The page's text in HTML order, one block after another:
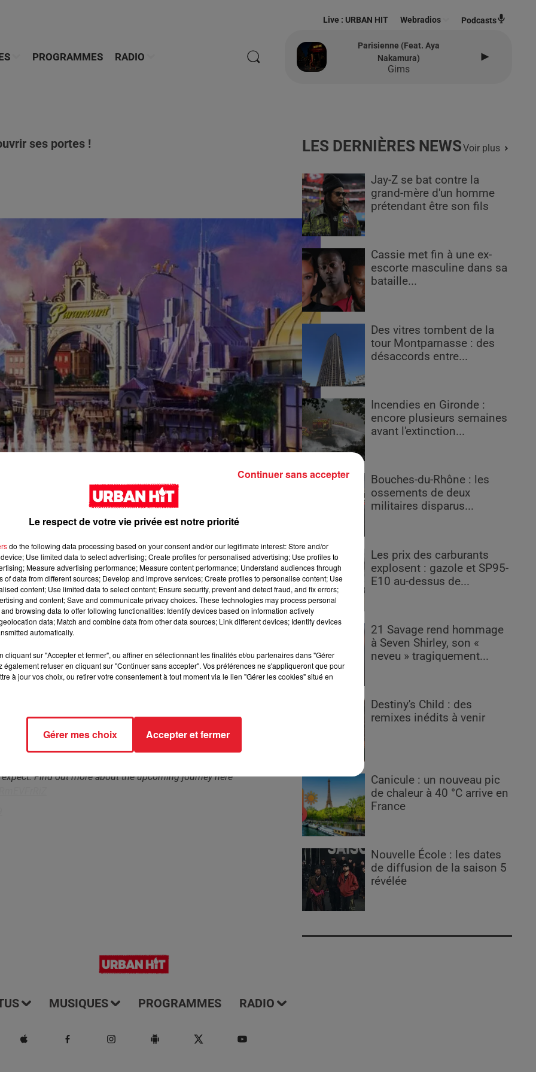
PROGRAMMES RADIO
Live : URBAN HIT Webradios Podcasts
Parisienne (feat. Aya
Nakamura)
Gims
ses portes !
épique.
est faite pour vous. En effet, il a été confirmé queDisneyland
de profiter d'une journée complètement folle, même s'il va
n'est pas encore terminé, loin de la même, les premières
afin de donner vie au grand resort, qui devrait comprendre
à Disneyland Paris et faire de Londres l'une des nouvelles
également une grande salle de spectacle de 2.000
problème, le Brexit. En effet, pour celles et ceux qui
séjour et du prix risquent d'en bloquer certains...
six lands coming to The London Resort
Find out more about the upcoming journey here
LES DERNIÈRES NEWSVoir plus
Jay-Z se bat contre la
grand-mère d'un homme
prétendant être son fils
Cassie met fin à une ex-
escorte masculine dans sa
bataille...
Des vitres tombent de la
tour Montparnasse : des
désaccords entre...
Incendies en Gironde :
encore plusieurs semaines
avant l'extinction...
Bouches-du-Rhône : les
ossements de deux
militaires disparus...
Les prix des carburants
explosent : gazole et SP95-
E10 au-dessus de...
21 Savage rend hommage
à Seven Shirley, son «
neveu » tragiquement...
Destiny's Child : des
remixes inédits à venir
Canicule : un nouveau pic
de chaleur à 40 °C arrive en
France
Nouvelle École : les dates
de diffusion de la saison 5
révélée
MUSIQUES PROGRAMMES RADIO
Le respect de votre vie privée est notre priorité
do the following data processing based on your consent and/or our legitimate interest: Store and/or
Use limited data to select advertising; Create profiles for personalised advertising; Use profiles to
Measure advertising performance; Measure content performance; Understand audiences through
of data from different sources; Develop and improve services; Create profiles to personalise content; Use
content; Use limited data to select content; Ensure security, prevent and detect fraud, and fix errors;
and content; Save and communicate privacy choices. These technologies may process personal
browsing data to offer following functionalities: Identify devices based on information actively
data; Match and combine data from other data sources; Link different devices; Identify devices
automatically.
cliquant sur "Accepter et fermer", ou affiner en sélectionnant les finalités et/ou partenaires dans "Gérer
également refuser en cliquant sur "Continuer sans accepter". Vos préférences ne s'appliqueront que pour
à jour vos choix, ou retirer votre consentement à tout moment via le lien "Gérer les cookies" situé en
Gérer mes choix Accepter et fermer
Continuer sans accepter